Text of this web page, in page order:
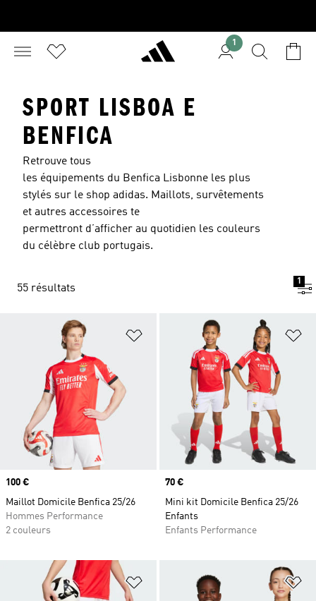
1
SPORT LISBOA E
BENFICA
Retrouve tous
les équipements du Benfica Lisbonne les plus
stylés sur le shop adidas. Maillots, survêtements
et autres accessoires te
permettront d’afficher au quotidien les couleurs
du célèbre club portugais.
55 résultats
1
Ajouter à la Liste de produits
Prix
100 €
Maillot Domicile Benfica 25/26
Hommes Performance
2 couleurs
Prix
70 €
Mini kit Domicile Benfica 25/26
Enfants
Enfants Performance
Ajouter à la Liste de produits